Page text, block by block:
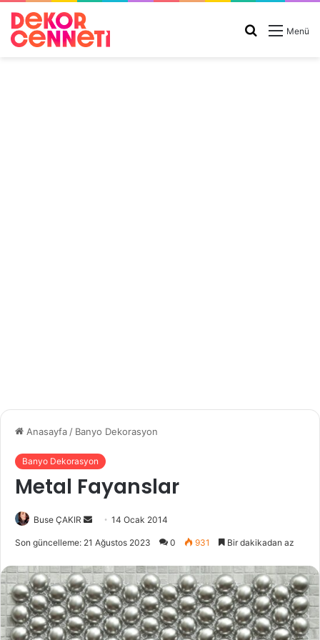
Menü
Arama
Anasayfa / Banyo Dekorasyon
Banyo Dekorasyon
Metal Fayanslar
Buse ÇAKIR
e
-
p
o
14 Ocak 2014
Son güncelleme: 21 Ağustos 2023 0 931 Bir dakikadan az